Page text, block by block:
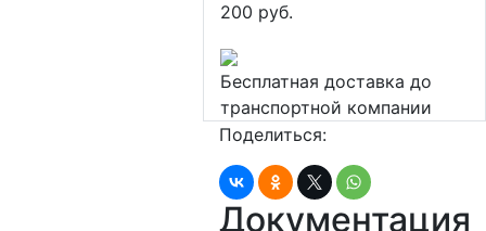
200 руб.
Бесплатная доставка до
транспортной компании
Поделиться:
Документация